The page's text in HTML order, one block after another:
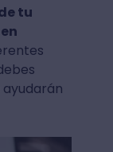
tu